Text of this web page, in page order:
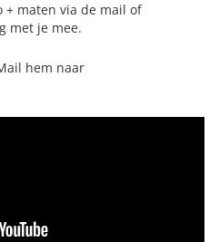
+ maten via de mail of
met je mee.
hem naar